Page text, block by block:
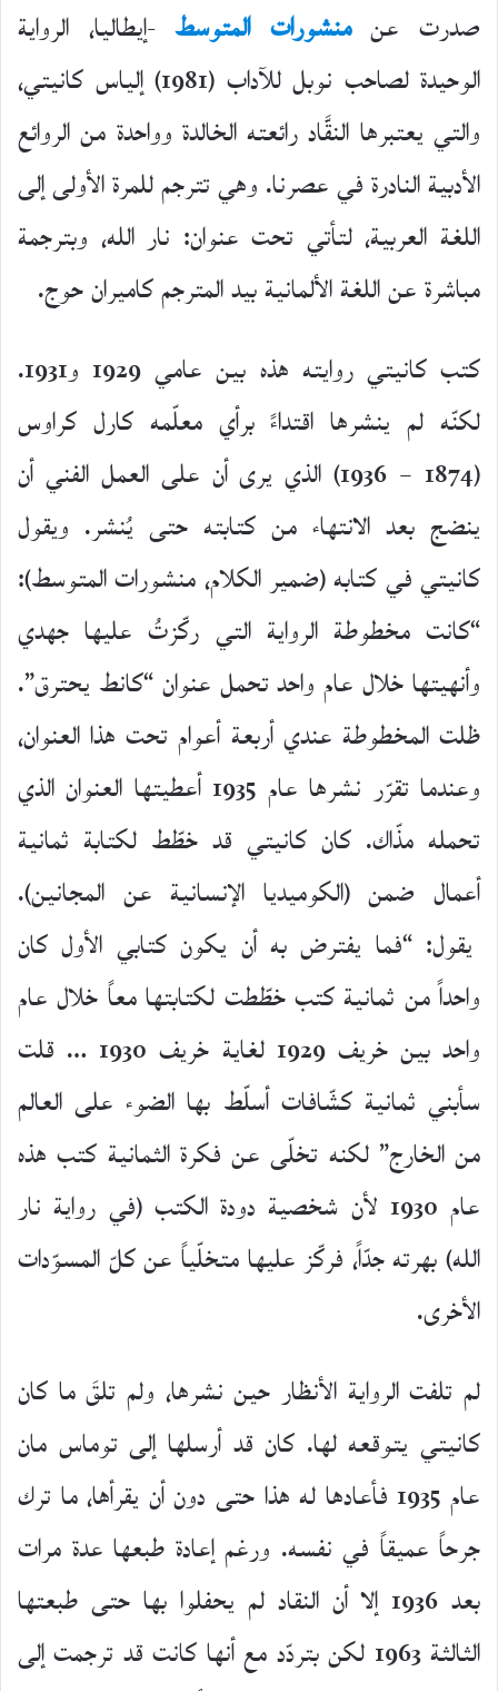
صدرت عنمنشورات المتوسط-إيطاليا، الرواية
الوحيدة لصاحب نوبل للآداب (1981) إلياس كانيتي،
والتي يعتبرها النقَّاد رائعته الخالدة وواحدة من الروائع
الأدبية النادرة في عصرنا. وهي تترجم للمرة الأولى إلى
اللغة العربية، لتأتي تحت عنوان: نار الله، وبترجمة
مباشرة عن اللغة الألمانية بيد المترجم كاميران حوج.
كتب كانيتي روايته هذه بين عامي 1929 و1931.
لكنّه لم ينشرها اقتداءً برأي معلّمه كارل كراوس
(1874 – 1936) الذي يرى أن على العمل الفني أن
ينضج بعد الانتهاء من كتابته حتى يُنشر. ويقول
كانيتي في كتابه (ضمير الكلام، منشورات المتوسط):
“كانت مخطوطة الرواية التي ركّزتُ عليها جهدي
وأنهيتها خلال عام واحد تحمل عنوان “كانط يحترق”.
ظلت المخطوطة عندي أربعة أعوام تحت هذا العنوان،
وعندما تقرّر نشرها عام 1935 أعطيتها العنوان الذي
تحمله مذّاك. كان كانيتي قد خطّط لكتابة ثمانية
أعمال ضمن (الكوميديا الإنسانية عن المجانين).
يقول: “فما يفترض به أن يكون كتابي الأول كان
واحداً من ثمانية كتب خطّطت لكتابتها معاً خلال عام
واحد بين خريف 1929 لغاية خريف 1930 … قلت
سأبني ثمانية كشّافات أسلّط بها الضوء على العالم
من الخارج” لكنه تخلّى عن فكرة الثمانية كتب هذه
عام 1930 لأن شخصية دودة الكتب (في رواية نار
الله) بهرته جدّاً، فركّز عليها متخلّياً عن كلّ المسوّدات
الأخرى.
لم تلفت الرواية الأنظار حين نشرها، ولم تلقَ ما كان
كانيتي يتوقعه لها. كان قد أرسلها إلى توماس مان
عام 1935 فأعادها له هذا حتى دون أن يقرأها، ما ترك
جرحاً عميقاً في نفسه. ورغم إعادة طبعها عدة مرات
بعد 1936 إلا أن النقاد لم يحفلوا بها حتى طبعتها
الثالثة 1963 لكن بتردّد مع أنها كانت قد ترجمت إلى